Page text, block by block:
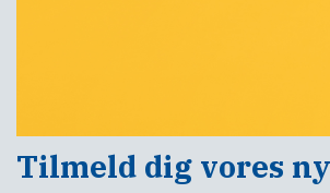
Tilmeld dig vores